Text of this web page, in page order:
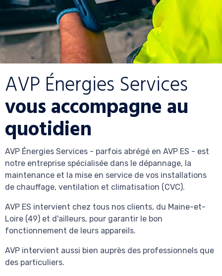
AVP Énergies Services
vous accompagne au
quotidien
AVP Énergies Services - parfois abrégé en AVP ES - est
notre entreprise spécialisée dans le dépannage, la
maintenance et la mise en service de vos installations
de chauffage, ventilation et climatisation (CVC).
AVP ES intervient chez tous nos clients, du Maine-et-
Loire (49) et d'ailleurs, pour garantir le bon
fonctionnement de leurs appareils.
AVP intervient aussi bien auprès des professionnels que
des particuliers.